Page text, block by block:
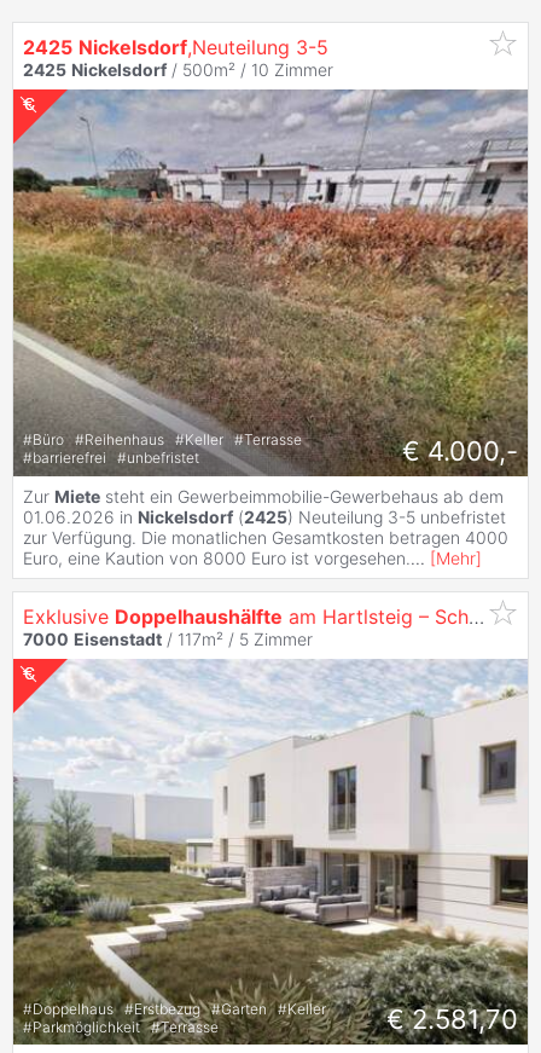
2425 Nickelsdorf,Neuteilung 3-5
2425 Nickelsdorf / 500m² / 10 Zimmer
#Büro #Reihenhaus #Keller #Terrasse
#barrierefrei #unbefristet € 4.000,-
Zur Miete steht ein Gewerbeimmobilie-Gewerbehaus ab dem
01.06.2026 in Nickelsdorf (2425) Neuteilung 3-5 unbefristet
zur Verfügung. Die monatlichen Gesamtkosten betragen 4000
Euro, eine Kaution von 8000 Euro ist vorgesehen.... [Mehr]
Exklusive Doppelhaushälfte am Hartlsteig – Schlüsselfertig mit modernster Ausstattung! Erstbezug! Top 04
7000 Eisenstadt / 117m² / 5 Zimmer
#Doppelhaus #Erstbezug #Garten #Keller
#Parkmöglichkeit #Terrasse € 2.581,70